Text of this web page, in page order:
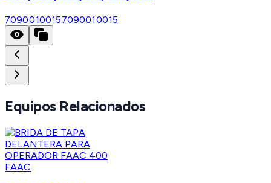
70900100157090010015
Equipos Relacionados
FAAC